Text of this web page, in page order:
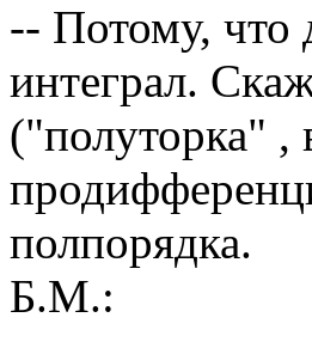
-- Потому, что
интеграл.
("полуторка" ,
полпорядка.
Б.М.: